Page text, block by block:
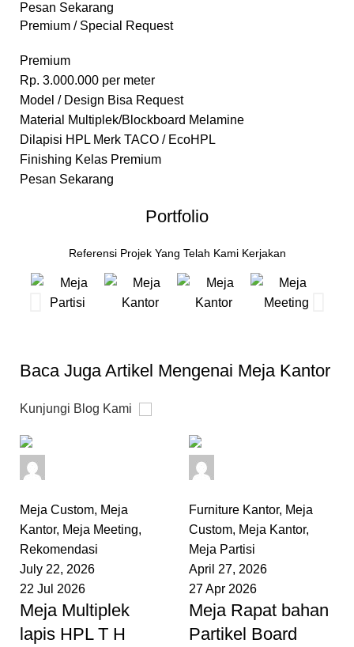
Pesan Sekarang
Premium / Special Request
Premium
Rp. 3.000.000 per meter
Model / Design Bisa Request
Material Multiplek/Blockboard Melamine
Dilapisi HPL Merk TACO / EcoHPL
Finishing Kelas Premium
Pesan Sekarang
Portfolio
Referensi Projek Yang Telah Kami Kerjakan
Baca Juga Artikel Mengenai Meja Kantor
Kunjungi Blog Kami
Meja Custom, Meja
Kantor, Meja Meeting,
Rekomendasi
July 22, 2026
22 Jul 2026
Meja Multiplek
lapis HPL T H
Furniture Kantor, Meja
Custom, Meja Kantor,
Meja Partisi
April 27, 2026
27 Apr 2026
Meja Rapat bahan
Partikel Board